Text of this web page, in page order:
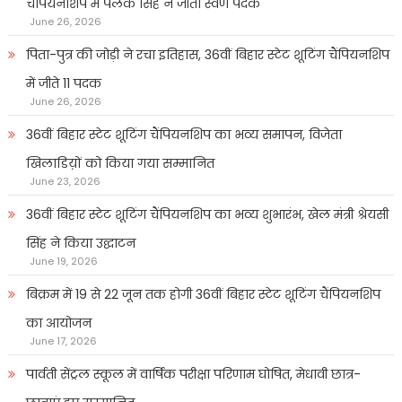
चैंपियनशिप में पलक सिंह ने जीता स्वर्ण पदक
June 26, 2026
पिता-पुत्र की जोड़ी ने रचा इतिहास, 36वीं बिहार स्टेट शूटिंग चैंपियनशिप
में जीते 11 पदक
June 26, 2026
36वीं बिहार स्टेट शूटिंग चैंपियनशिप का भव्य समापन, विजेता
खिलाडिय़ों को किया गया सम्मानित
June 23, 2026
36वीं बिहार स्टेट शूटिंग चैंपियनशिप का भव्य शुभारंभ, खेल मंत्री श्रेयसी
सिंह ने किया उद्घाटन
June 19, 2026
बिक्रम में 19 से 22 जून तक होगी 36वीं बिहार स्टेट शूटिंग चैंपियनशिप
का आयोजन
June 17, 2026
पार्वती सेंट्रल स्कूल में वार्षिक परीक्षा परिणाम घोषित, मेधावी छात्र-